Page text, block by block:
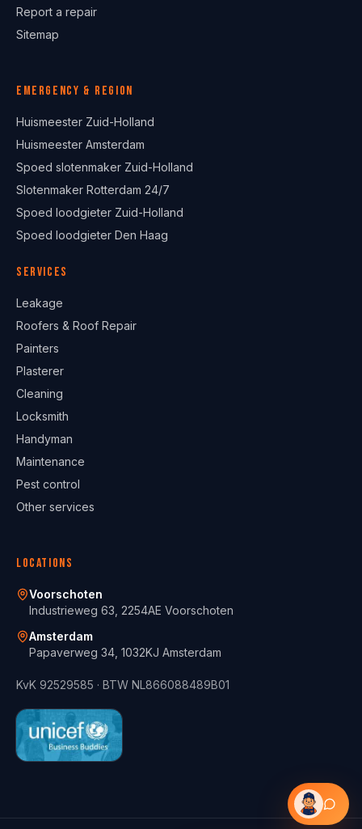
Report a repair
Sitemap
Emergency & region
Huismeester Zuid-Holland
Huismeester Amsterdam
Spoed slotenmaker Zuid-Holland
Slotenmaker Rotterdam 24/7
Spoed loodgieter Zuid-Holland
Spoed loodgieter Den Haag
Services
Leakage
Roofers & Roof Repair
Painters
Plasterer
Cleaning
Locksmith
Handyman
Maintenance
Pest control
Other services
Locations
Voorschoten
Industrieweg 63, 2254AE Voorschoten
Amsterdam
Papaverweg 34, 1032KJ Amsterdam
KvK 92529585 · BTW NL866088489B01